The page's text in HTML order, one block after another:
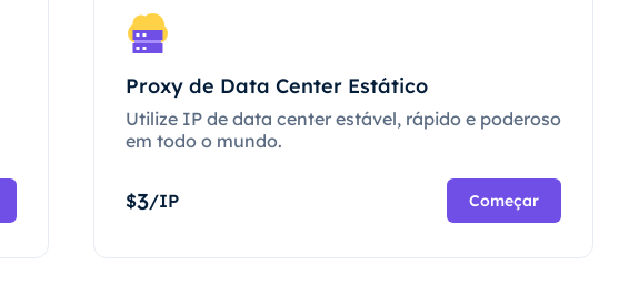
Proxy de Data Center Estático
Utilize IP de data center estável, rápido e poderoso
em todo o mundo.
$3/IP Começar